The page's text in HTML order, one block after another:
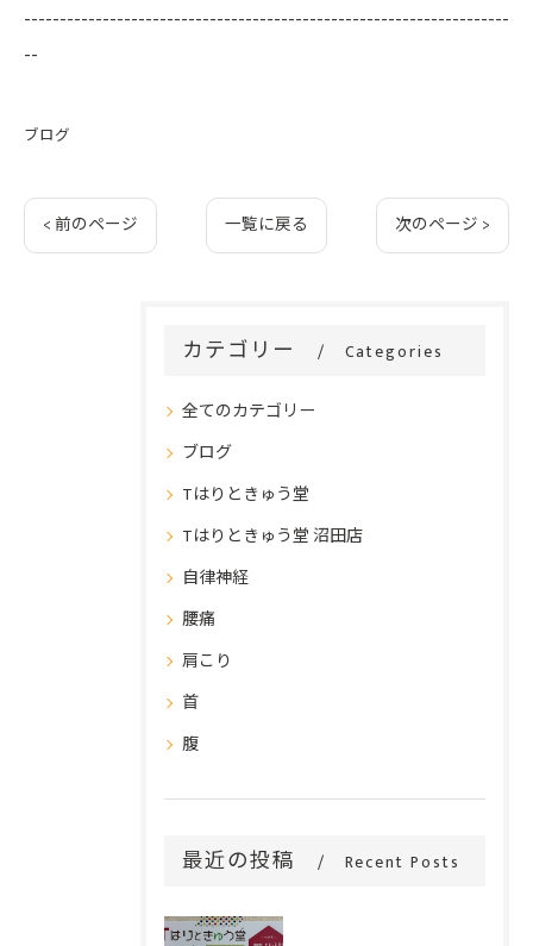
--------------------------------------------------------------------
--
ブログ
< 前のページ 一覧に戻る 次のページ >
カテゴリー Categories
全てのカテゴリー
ブログ
Tはりときゅう堂
Tはりときゅう堂 沼田店
自律神経
腰痛
肩こり
首
腹
最近の投稿 Recent Posts